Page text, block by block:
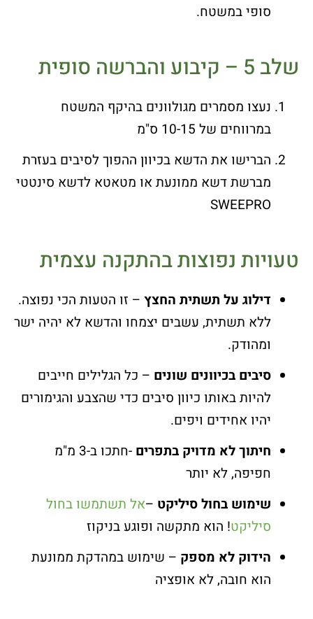
סופי במשטח.
שלב 5 – קיבוע והברשה סופית
נעצו מסמרים מגולוונים בהיקף המשטח
במרווחים של 10-15 ס"מ
הברישו את הדשא בכיוון ההפוך לסיבים בעזרת
מברשת דשא ממונעת או מטאטא לדשא סינטטי
SWEEPRO
טעויות נפוצות בהתקנה עצמית
דילוג על תשתית החצץ – זו הטעות הכי נפוצה.
ללא תשתית, עשבים יצמחו והדשא לא יהיה ישר
ומהודק.
סיבים בכיוונים שונים – כל הגלילים חייבים
להיות באותו כיוון סיבים כדי שהצבע והגימורים
יהיו אחידים ויפים.
חיתוך לא מדויק בתפרים
-חתכו ב-3 מ"מ
חפיפה, לא יותר
שימוש בחול סיליקט –אל תשתמשו בחול
סיליקט! הוא מתקשה ופוגע בניקוז
הידוק לא מספק – שימוש במהדקת ממונעת
הוא חובה, לא אופציה